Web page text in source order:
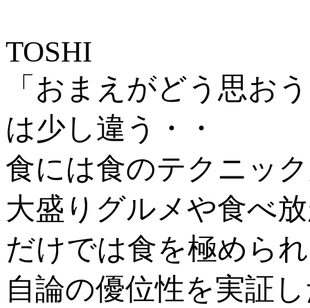
TOSHI
「おまえがどう思お
は少し違う・・
食には食のテクニッ
大盛りグルメや食べ
だけでは食を極めら
自論の優位性を実証